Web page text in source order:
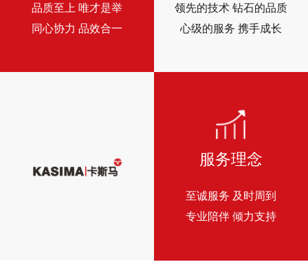
领先的技术 钻石的品质
心级的服务 携手成长
品质至上 唯才是举
同心协力 品效合一
服务理念
至诚服务 及时周到
专业陪伴 倾力支持